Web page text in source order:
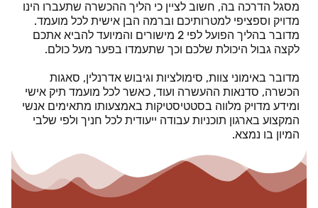
מסגל הדרכה בה, חשוב לציין כי הליך ההכשרה שתעברו הינו
מדויק וספציפי למטרותיכם וברמה הבן אישית לכל מועמד.
מדובר בהליך הפועל לפי 2 מישורים והמיועד להביא אתכם
לקצה גבול היכולת שלכם וכך שתעמדו בפער מעל כולם.
מדובר באימוני צוות, סימולציות וגיבוש אדרנלין, סאגות
הכשרה, סדנאות ההעשרה ועוד, כאשר לכל מועמד תיק אישי
ומידע מדויק מלווה בסטטיסטיקות באמצעותו מתאימים אנשי
המקצוע בארגון תוכניות עבודה ייעודית לכל חניך ולפי שלבי
המיון בו נמצא.